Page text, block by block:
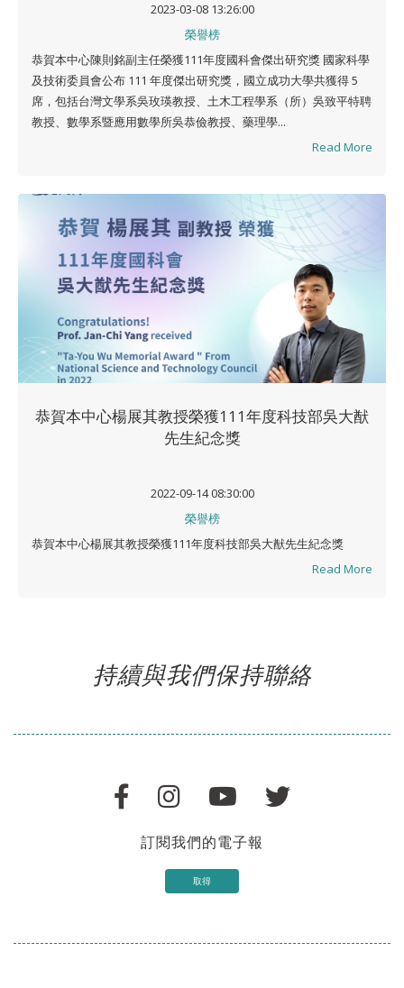
2023-03-08 13:26:00
榮譽榜
恭賀本中心陳則銘副主任榮獲111年度國科會傑出研究獎 國家科學
及技術委員會公布 111 年度傑出研究獎，國立成功大學共獲得 5
席，包括台灣文學系吳玫瑛教授、土木工程學系（所）吳致平特聘
教授、數學系暨應用數學所吳恭儉教授、藥理學...
Read More
恭賀本中心楊展其教授榮獲111年度科技部吳大猷
先生紀念獎
2022-09-14 08:30:00
榮譽榜
恭賀本中心楊展其教授榮獲111年度科技部吳大猷先生紀念獎
Read More
持續與我們保持聯絡
訂閱我們的電子報
取得